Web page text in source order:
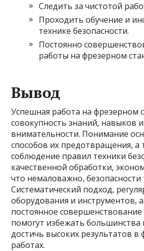
Следить за чистотой
Проходить обучение и
технике безопасности.
Постоянно
работы на фрезерном
Вывод
Успешная работа на фрезерном
совокупность знаний, навыков и
внимательности. Понимание
способов их предотвращения, а
соблюдение правил техники
качественной обработки,
что немаловажно, безопасности
Систематический подход,
оборудования и инструментов,
постоянное
помогут избежать большинства
достичь высоких результатов в
работах.